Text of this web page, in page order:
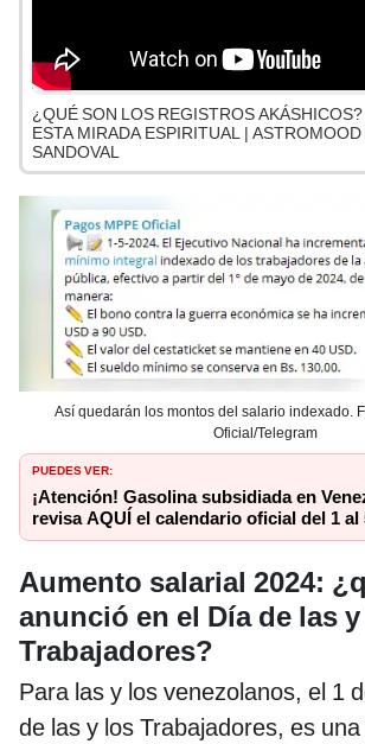
¿QUÉ SON LOS REGISTROS
ESTA MIRADA ESPIRITUAL | ASTROMOOD
SANDOVAL
Así quedarán los montos del salario indexado.
Oficial/Telegram
PUEDES VER:
¡Atención! Gasolina subsidiada en
revisa AQUÍ el calendario oficial del 1 al
Aumento salarial 2024:
anunció en el Día de las
Trabajadores?
Para las y los venezolanos, el 1
de las y los Trabajadores, es